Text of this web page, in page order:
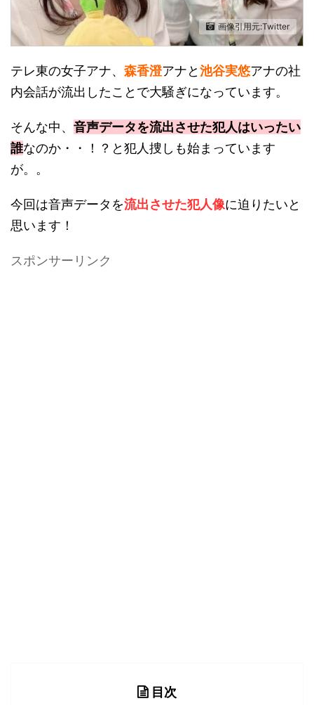
画像引用元:Twitter
テレ東の女子アナ、 森香澄アナと池谷実悠アナの社
内会話が流出したことで大騒ぎになっています。
そんな中、 音声データを流出させた犯人はいったい
誰なのか・・！？と犯人捜しも始まっています
が。。
今回は音声データを流出させた犯人像に迫りたいと
思います！
スポンサーリンク
目次